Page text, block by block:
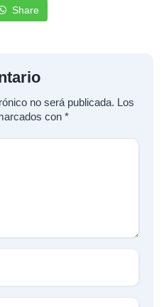
Share
no será publicada. Los
con *